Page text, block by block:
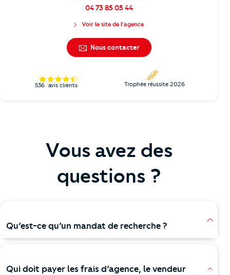
04 73 85 05 44
Voir le site de l'agence
Nous contacter
536 avis clients Trophée réussite 2026
Vous avez des
questions ?
Qu’est-ce qu’un mandat de recherche ?
Qui doit payer les frais d’agence, le vendeur